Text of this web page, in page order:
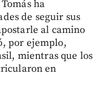
ha
de seguir sus
al camino
por ejemplo,
mientras que los
en